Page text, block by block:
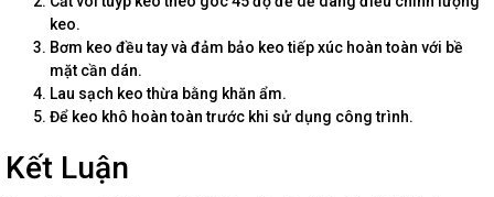
keo.
Bơm keo đều tay và đảm bảo keo tiếp xúc hoàn toàn với bề
mặt cần dán.
Lau sạch keo thừa bằng khăn ẩm.
Để keo khô hoàn toàn trước khi sử dụng công trình.
Kết Luận